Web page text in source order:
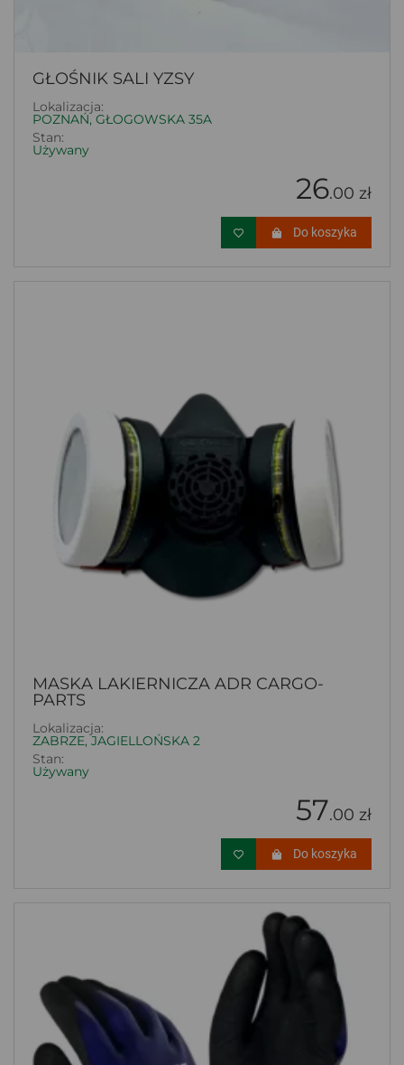
GŁOŚNIK SALI YZSY
Lokalizacja:
POZNAŃ, GŁOGOWSKA 35A
Stan:
Używany
26.00 zł
Do koszyka
MASKA LAKIERNICZA ADR CARGO-
PARTS
Lokalizacja:
ZABRZE, JAGIELLOŃSKA 2
Stan:
Używany
57.00 zł
Do koszyka